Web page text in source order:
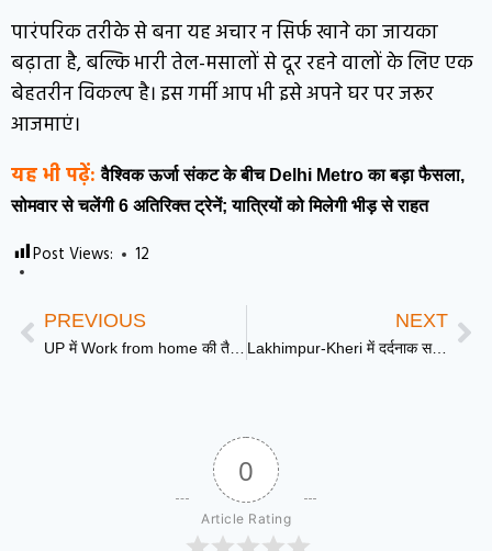
पारंपरिक तरीके से बना यह अचार न सिर्फ खाने का जायका
बढ़ाता है, बल्कि भारी तेल-मसालों से दूर रहने वालों के लिए एक
बेहतरीन विकल्प है। इस गर्मी आप भी इसे अपने घर पर जरूर
आजमाएं।
यह भी पढ़ें:वैश्विक ऊर्जा संकट के बीच Delhi Metro का बड़ा फैसला,
सोमवार से चलेंगी 6 अतिरिक्त ट्रेनें; यात्रियों को मिलेगी भीड़ से राहत
Post Views: 12
PREVIOUS
UP में Work from home की तैयारी, हफ्ते में 2 दिन घर से काम करने की मिल सकती है मंजूरी
NEXT
Lakhimpur-Kheri में दर्दनाक सड़क हादसा, तेज रफ्तार ट्रक ने मैजिक को मारी टक्कर; 8 लोगों की मौत
0
Article Rating